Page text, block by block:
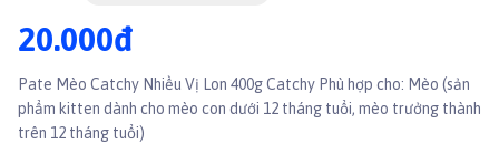
20.000đ
Pate Mèo Catchy Nhiều Vị Lon 400g Catchy Phù hợp cho: Mèo (sản
phẩm kitten dành cho mèo con dưới 12 tháng tuổi, mèo trưởng thành
trên 12 tháng tuổi)